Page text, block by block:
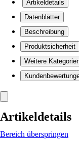
Artikeldetails
Datenblätter
Beschreibung
Produktsicherheit
Weitere
Artikeldetails
Bereich überspringen